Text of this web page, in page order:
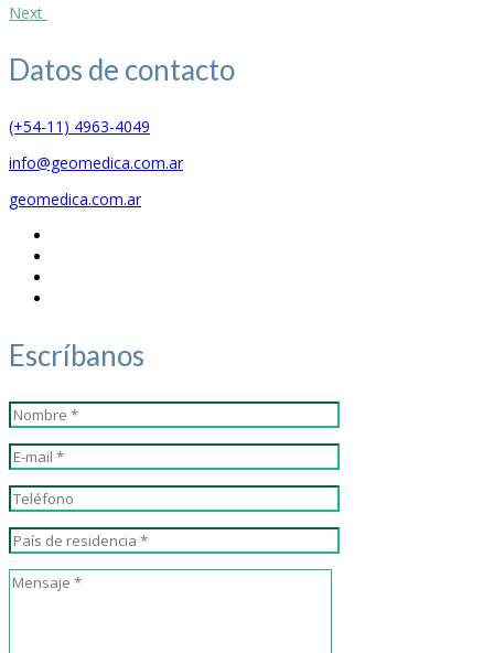
Next
Datos de contacto
(+54-11) 4963-4049
info@geomedica.com.ar
geomedica.com.ar
Escríbanos